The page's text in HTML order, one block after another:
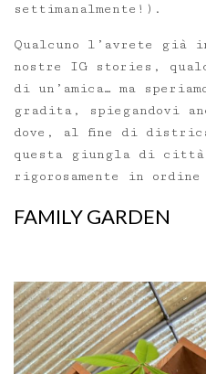
settimanalmente!).
Qualcuno l’avrete già
nostre IG stories,
di un’amica… ma
gradita, spiegandovi
dove, al fine di
questa giungla di
rigorosamente in
FAMILY GARDEN